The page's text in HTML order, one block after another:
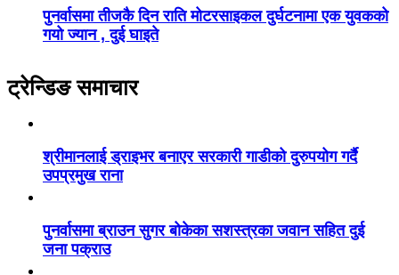
पुनर्वासमा तीजकै दिन राति मोटरसाइकल दुर्घटनामा एक युवकको
गयो ज्यान , दुई घाइते
ट्रेन्डिङ समाचार
श्रीमानलाई ड्राइभर बनाएर सरकारी गाडीको दुरुपयोग गर्दै
उपप्रमुख राना
पुनर्वासमा ब्राउन सुगर बोकेका सशस्त्रका जवान सहित दुई
जना पक्राउ